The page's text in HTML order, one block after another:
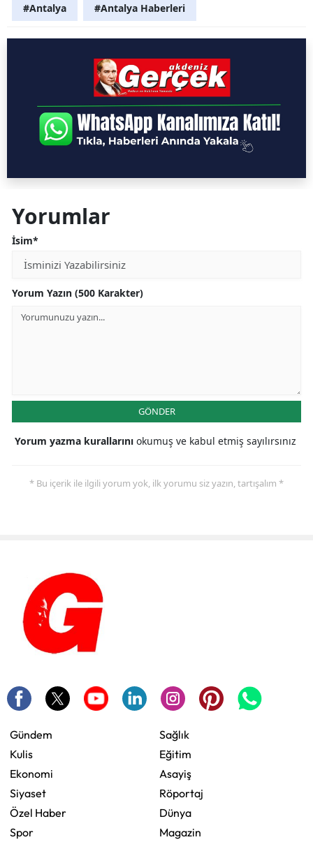
#Antalya #Antalya Haberleri
Yorumlar
İsim*
Yorum Yazın (500 Karakter)
GÖNDER
Yorum yazma kurallarını okumuş ve kabul etmiş sayılırsınız
* Bu içerik ile ilgili yorum yok, ilk yorumu siz yazın, tartışalım *
Gündem
Kulis
Ekonomi
Siyaset
Özel Haber
Spor
Sağlık
Eğitim
Asayiş
Röportaj
Dünya
Magazin